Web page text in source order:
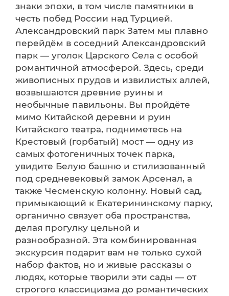
знаки эпохи, в том числе памятники в
честь побед России над Турцией.
Александровский парк Затем мы плавно
перейдём в соседний Александровский
парк — уголок Царского Села с особой
романтичной атмосферой. Здесь, среди
живописных прудов и извилистых аллей,
возвышаются древние руины и
необычные павильоны. Вы пройдёте
мимо Китайской деревни и руин
Китайского театра, подниметесь на
Крестовый (горбатый) мост — одну из
самых фотогеничных точек парка,
увидите Белую башню и стилизованный
под средневековый замок Арсенал, а
также Чесменскую колонну. Новый сад,
примыкающий к Екатерининскому парку,
органично связует оба пространства,
делая прогулку цельной и
разнообразной. Эта комбинированная
экскурсия подарит вам не только сухой
набор фактов, но и живые рассказы о
людях, которые творили эти сады — от
строгого классицизма до романтических